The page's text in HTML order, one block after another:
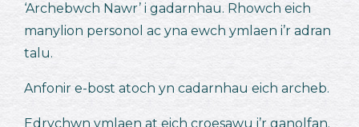
‘Archebwch Nawr’ i gadarnhau. Rhowch eich
manylion personol ac yna ewch ymlaen i’r adran
talu.
Anfonir e-bost atoch yn cadarnhau eich archeb.
Edrychwn ymlaen at eich croesawu i’r ganolfan.